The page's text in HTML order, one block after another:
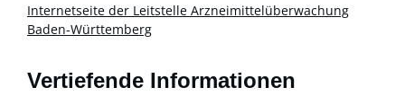
Internetseite der Leitstelle Arzneimittelüberwachung
Baden-Württemberg
Vertiefende Informationen